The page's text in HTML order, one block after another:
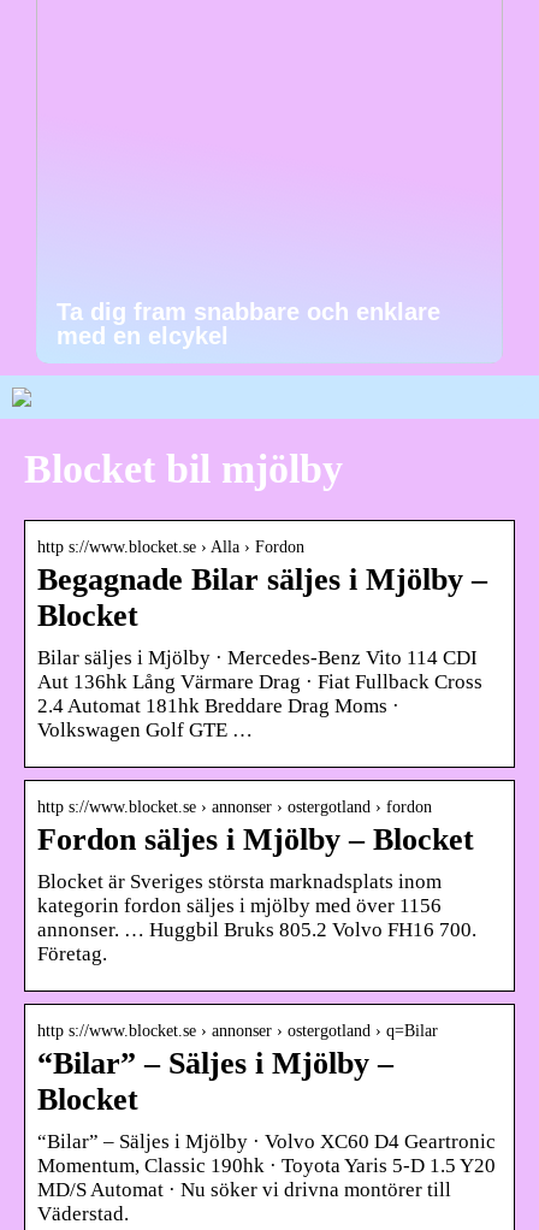
Ta dig fram snabbare och enklare
med en elcykel
Blocket bil mjölby
http s://www.blocket.se › Alla › Fordon
Begagnade Bilar säljes i Mjölby –
Blocket
Bilar säljes i Mjölby · Mercedes-Benz Vito 114 CDI
Aut 136hk Lång Värmare Drag · Fiat Fullback Cross
2.4 Automat 181hk Breddare Drag Moms ·
Volkswagen Golf GTE …
http s://www.blocket.se › annonser › ostergotland › fordon
Fordon säljes i Mjölby – Blocket
Blocket är Sveriges största marknadsplats inom
kategorin fordon säljes i mjölby med över 1156
annonser. … Huggbil Bruks 805.2 Volvo FH16 700.
Företag.
http s://www.blocket.se › annonser › ostergotland › q=Bilar
“Bilar” – Säljes i Mjölby –
Blocket
“Bilar” – Säljes i Mjölby · Volvo XC60 D4 Geartronic
Momentum, Classic 190hk · Toyota Yaris 5-D 1.5 Y20
MD/S Automat · Nu söker vi drivna montörer till
Väderstad.